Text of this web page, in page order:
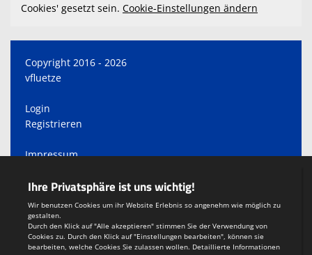
Cookies' gesetzt sein. Cookie-Einstellungen ändern
Copyright 2016 - 2026
vfluetze
Login
Registrieren
Impressum
Teamsports 2
Dein Sportverein online